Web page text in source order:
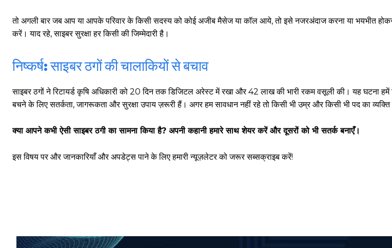
साइबर धोखाधड़ी बैंकिंग में
HIGHLIGHT
तो अगली बार जब आप या आपके परिवार के किसी सदस्य को कोई अजीब मैसेज या कॉल आये, तो इसे नजरअंदाज करना या भयभीत
करें। याद रहे, साइबर सुरक्षा हर किसी की जिम्मेदारी है।
निष्कर्ष: साइबर ठगों की चालाकियों से बचाव
साइबर ठगों ने रिटायर्ड कृषि अधिकारी को 20 दिन तक डिजिटल अरेस्ट में रखा और 42 लाख की भारी रकम वसूली की। यह घटना हमें
बचने के लिए सतर्कता, जागरूकता और सुरक्षा उपाय ज़रूरी हैं। अगर हम सावधान नहीं रहे तो किसी भी उम्र और किसी भी पद का
क्या आपने कभी ऐसी साइबर ठगी का सामना किया है? अपनी कहानी हमारे साथ शेयर करें और दूसरों को भी सतर्क बनाएँ।
इस विषय पर और जानकारियाँ और अपडेट्स पाने के लिए हमारी न्यूज़लेटर को जरूर सब्सक्राइब करें!